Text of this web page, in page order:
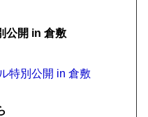
公開 in 倉敷
特別公開 in 倉敷